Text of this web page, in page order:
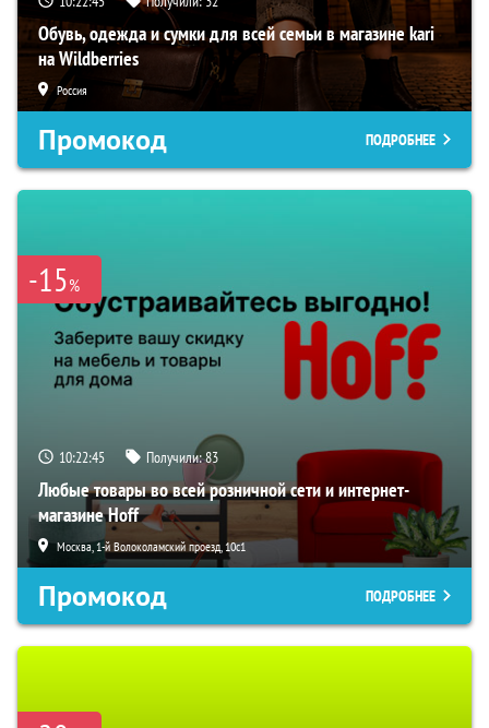
Обувь, одежда и сумки для всей семьи в магазине kari
на Wildberries
Россия
Промокод ПОДРОБНЕЕ
-15%
10:22:44 Получили:83
Любые товары во всей розничной сети и интернет-
магазине Hoff
Москва, 1-й Волоколамский проезд, 10с1
Промокод ПОДРОБНЕЕ